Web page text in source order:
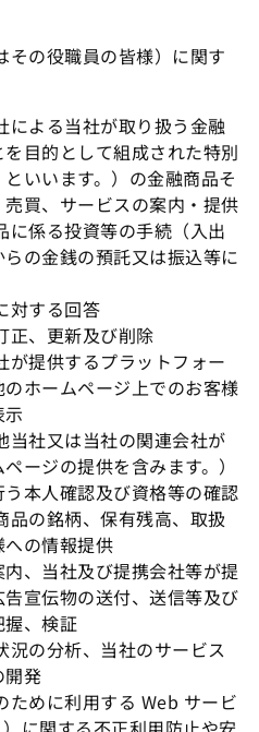
の利用
行うため、Cookieを利用
て利用分析をしています。
その役職員の皆様）に関す
よる当社が取り扱う金融
目的として組成された特別
いいます。）の金融商品そ
買、サービスの案内・提供
係る投資等の手続（入出
の金銭の預託又は振込等に
対する回答
、更新及び削除
提供するプラットフォー
ホームページ上でのお客様
社又は当社の関連会社が
ージの提供を含みます。）
本人確認及び資格等の確認
の銘柄、保有残高、取扱
の情報提供
、当社及び提携会社等が提
宣伝物の送付、送信等及び
、検証
の分析、当社のサービス
開発
めに利用する Web サービ
ージョン